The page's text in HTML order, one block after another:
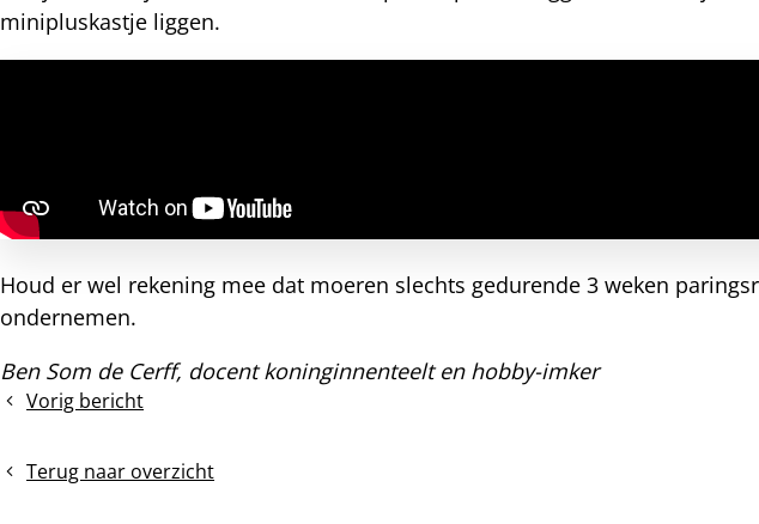
minipluskastje liggen.
Houd er wel rekening mee dat moeren slechts gedurende 3 weken
ondernemen.
Ben Som de Cerff, docent koninginnenteelt en hobby-imker
Vorig bericht
Meimaand,
Terug naar overzicht